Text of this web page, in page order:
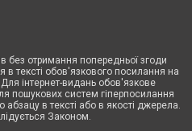
без отримання попередньої згоди
тексті обов'язкового посилання на
інтернет-видань обов'язкове
пошукових систем гіперпосилання
абзацу в тексті або в якості джерела.
Законом.